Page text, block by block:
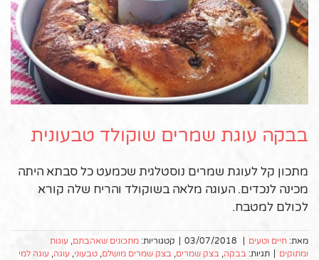
בבקה עוגת שמרים שוקולד טבעונית
מתכון קל לעוגת שמרים נוסטלגית שכמעט כל סבתא היתה
מכינה לנכדים. העוגה מלאה בשוקולד והריח שלה קורא
לכולם למטבח.
מאת: חיים וטעים 03/07/2018 קטגוריות: מתכונים שאהבתם, עוגות
ומתוקים
תגיות: בבקה, בצק שמרים, בצק שמרים מושלם, טבעוני, עוגה, עוגה למי